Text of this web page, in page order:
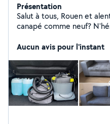
Présentation
Salut à tous, Rouen et alentours ️Vous rêvez d'avoir un
canapé comme neuf?
siège de voitures ) Contactez- moi pour redonnez vie à
Aucun avis pour l'instant